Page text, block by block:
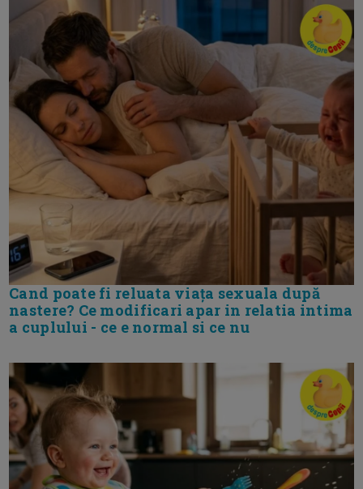
Cand poate fi reluata viața sexuala după
nastere? Ce modificari apar in relatia intima
a cuplului - ce e normal si ce nu